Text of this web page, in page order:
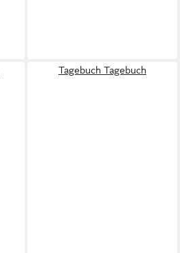
Tagebuch Tagebuch